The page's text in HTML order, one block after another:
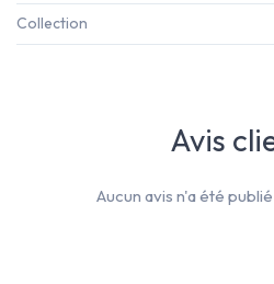
Collection
Avis
Aucun avis n'a été